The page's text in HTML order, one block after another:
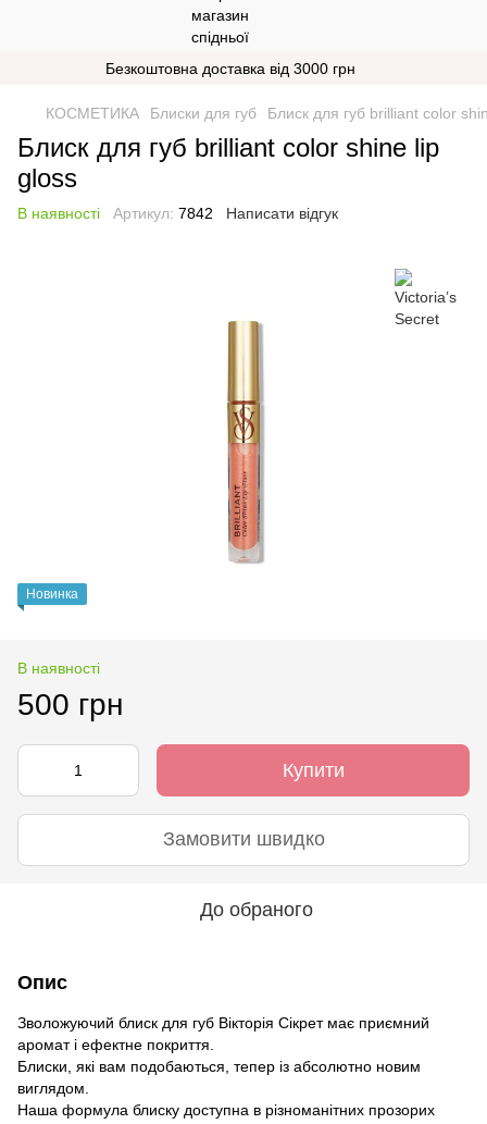
Безкоштовна доставка від 3000 грн
КОСМЕТИКА Блиски для губ Блиск для губ brilliant color
Блиск для губ brilliant color shine lip
gloss
В наявності Артикул: 7842 Написати відгук
Новинка
В наявності
500 грн
Купити
Замовити швидко
До обраного
Опис
Зволожуючий блиск для губ Вікторія Сікрет має приємний
аромат і ефектне покриття.
Блиски, які вам подобаються, тепер із абсолютно новим
виглядом.
Наша формула блиску доступна в різноманітних прозорих